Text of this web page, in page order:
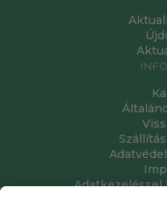
Adatkezeléssel